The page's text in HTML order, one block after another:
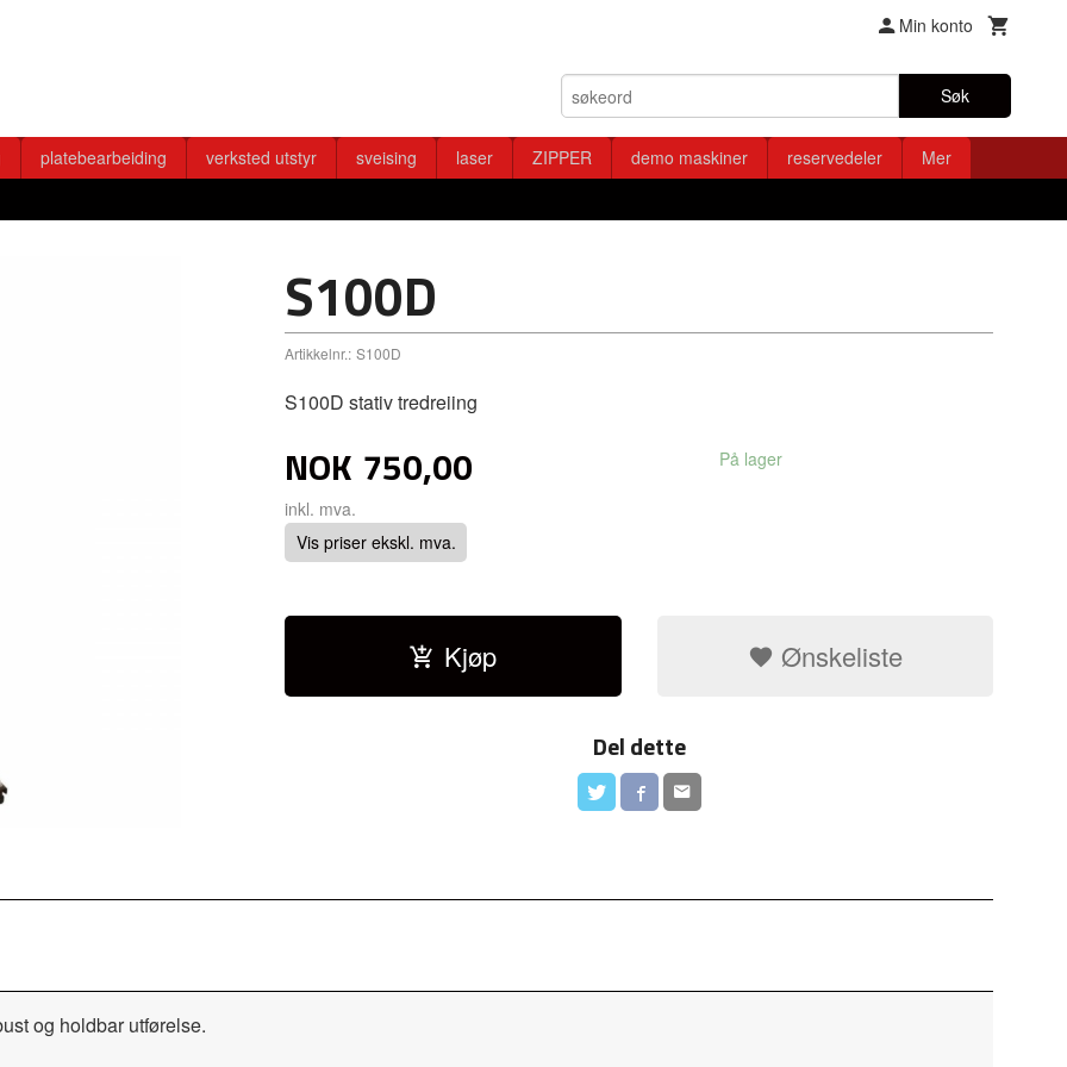
Min konto
Søk
platebearbeiding verksted utstyr sveising laser ZIPPER demo maskiner reservedeler Mer
S100D
Artikkelnr.: S100D
S100D stativ tredreiing
NOK 750,00
inkl. mva.
Vis priser ekskl. mva.
På lager
Kjøp Ønskeliste
Del dette
og holdbar utførelse.